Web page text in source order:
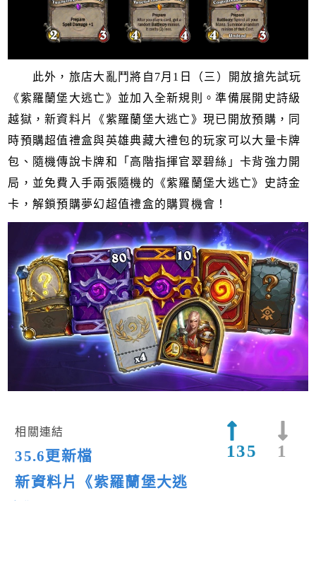
此外，旅店大亂鬥將自7月1日（三）開放搶先試玩
《紫羅蘭堡大逃亡》並加入全新規則。準備展開史詩級
越獄，新資料片《紫羅蘭堡大逃亡》現已開放預購，同
時預購超值禮盒與英雄典藏大禮包的玩家可以大量卡牌
包、隨機傳說卡牌和「高階指揮官翠碧絲」卡背強力開
局，並免費入手兩張隨機的《紫羅蘭堡大逃亡》史詩金
卡，解鎖預購夢幻超值禮盒的購買機會！
相關連結
35.6更新檔
新資料片《紫羅蘭堡大逃
135 1